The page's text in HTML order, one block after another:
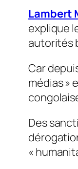
Lambert
explique
autorités
Car
médias»
Des
«